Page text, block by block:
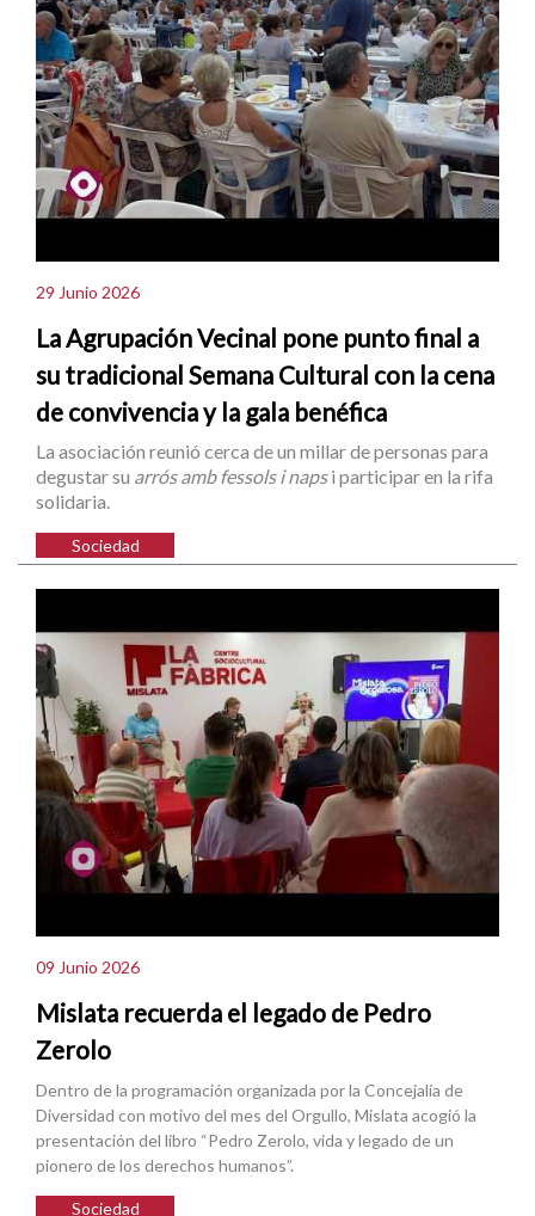
29 Junio 2026
La Agrupación Vecinal pone punto final a
su tradicional Semana Cultural con la cena
de convivencia y la gala benéfica
La asociación reunió cerca de un millar de personas para
degustar su arrós amb fessols i napsi participar en la rifa
solidaria.
Sociedad
09 Junio 2026
Mislata recuerda el legado de Pedro
Zerolo
Dentro de la programación organizada por la Concejalía de
Diversidad con motivo del mes del Orgullo, Mislata acogió la
presentación del libro “Pedro Zerolo, vida y legado de un
pionero de los derechos humanos”.
Sociedad